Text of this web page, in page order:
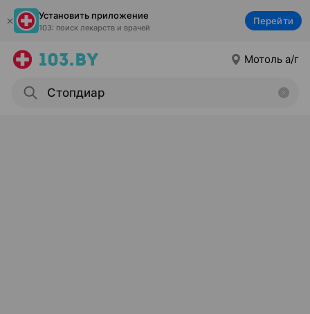
Установить приложение
103: поиск лекарств и врачей
Перейти
Мотоль а/г